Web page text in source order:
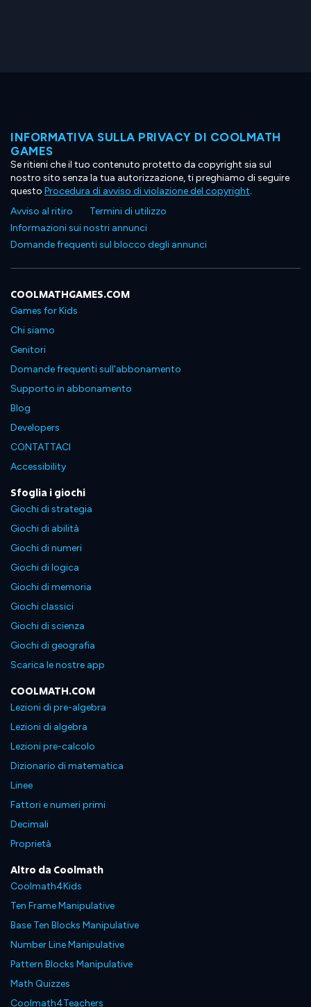
INFORMATIVA SULLA PRIVACY DI COOLMATH
GAMES
Se ritieni che il tuo contenuto protetto da copyright sia sul
nostro sito senza la tua autorizzazione, ti preghiamo di seguire
questo Procedura di avviso di violazione del copyright.
Avviso al ritiro
Termini di utilizzo
Informazioni sui nostri annunci
Domande frequenti sul blocco degli annunci
COOLMATHGAMES.COM
Games for Kids
Chi siamo
Genitori
Domande frequenti sull'abbonamento
Supporto in abbonamento
Blog
Developers
CONTATTACI
Accessibility
Sfoglia i giochi
Giochi di strategia
Giochi di abilità
Giochi di numeri
Giochi di logica
Giochi di memoria
Giochi classici
Giochi di scienza
Giochi di geografia
Scarica le nostre app
COOLMATH.COM
Lezioni di pre-algebra
Lezioni di algebra
Lezioni pre-calcolo
Dizionario di matematica
Linee
Fattori e numeri primi
Decimali
Proprietà
Altro da Coolmath
Coolmath4Kids
Ten Frame Manipulative
Base Ten Blocks Manipulative
Number Line Manipulative
Pattern Blocks Manipulative
Math Quizzes
Coolmath4Teachers